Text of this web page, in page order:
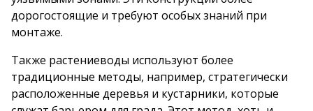
дорогостоящие и требуют особых знаний при
монтаже.
Также растениеводы используют более
традиционные методы, например, стратегически
расположенные деревья и кустарники, которые